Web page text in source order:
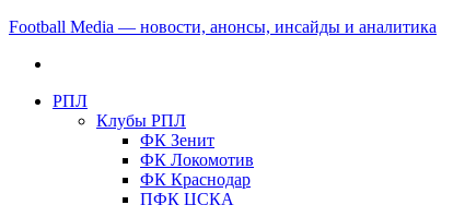
Football Media — новости, анонсы, инсайды и аналитика
РПЛ
Клубы РПЛ
ФК Зенит
ФК Локомотив
ФК Краснодар
ПФК ЦСКА